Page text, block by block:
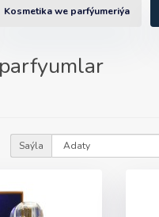
Kosmetika we parfýumeriýa
Saýla